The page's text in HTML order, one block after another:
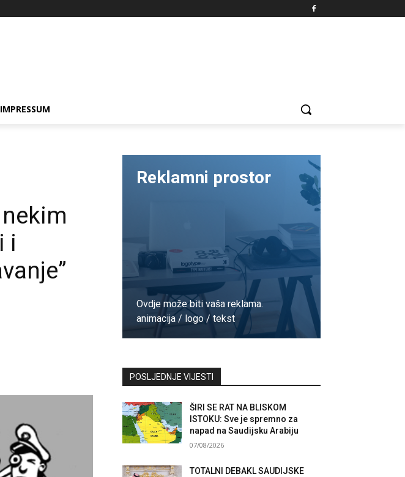
IMPRESSUM
i
Reklamni prostor
Ovdje može biti vaša reklama.
animacija / logo / tekst
POSLJEDNJE VIJESTI
ŠIRI SE RAT NA BLISKOM
ISTOKU: Sve je spremno za
napad na Saudijsku Arabiju
07/08/2026
TOTALNI DEBAKL SAUDIJSKE